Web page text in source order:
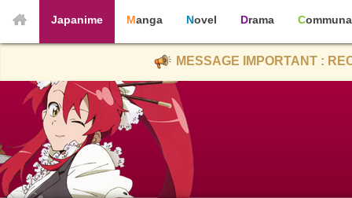
Japanime Manga Novel Drama
MESSAGE IMPORTANT :